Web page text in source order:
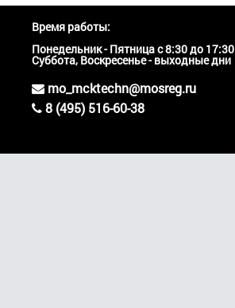
Время работы:
Понедельник - Пятница с 8:30 до 17:30
Суббота, Воскресенье - выходные дни
mo_mcktechn@mosreg.ru
8 (495) 516-60-38